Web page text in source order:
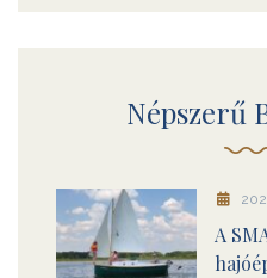
Népszerű
A